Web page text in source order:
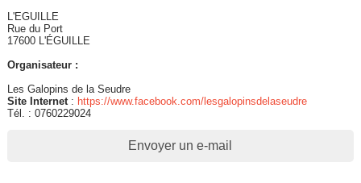
L'EGUILLE
Rue du Port
17600 L'ÉGUILLE
Organisateur :
Les Galopins de la Seudre
Site Internet: https://www.facebook.com/lesgalopinsdelaseudre
Tél. : 0760229024
Envoyer un e-mail